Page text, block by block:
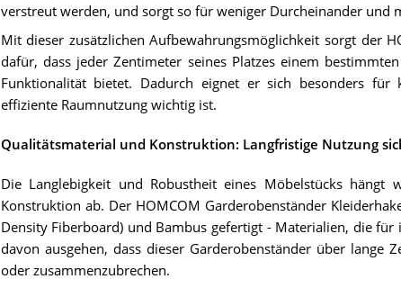
verstreut werden, und sorgt so für weniger Durcheinander und
Mit dieser zusätzlichen Aufbewahrungsmöglichkeit sorgt der
dafür, dass jeder Zentimeter seines Platzes einem
Funktionalität bietet. Dadurch eignet er sich besonders
effiziente Raumnutzung wichtig ist.
Qualitätsmaterial und Konstruktion: Langfristige Nutzung
Die Langlebigkeit und Robustheit eines Möbelstücks
Konstruktion ab. Der HOMCOM Garderobenständer
Density Fiberboard) und Bambus gefertigt - Materialien, die
davon ausgehen, dass dieser Garderobenständer über lange
oder zusammenzubrechen.